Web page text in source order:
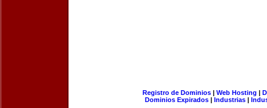
Registro de Dominios| Web Hosting |
Dominios Expirados | Industrias |